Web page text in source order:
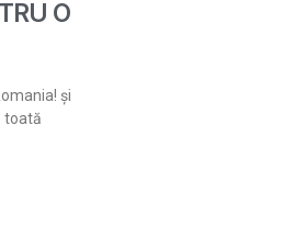
O
și
toată